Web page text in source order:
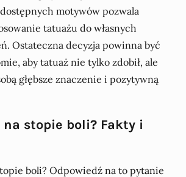
motywów pozwala
tatuażu do własnych
Ostateczna decyzja powinna być
aby tatuaż nie tylko zdobił, ale
głębsze znaczenie i pozytywną
na stopie boli? Fakty i
boli? Odpowiedź na to pytanie